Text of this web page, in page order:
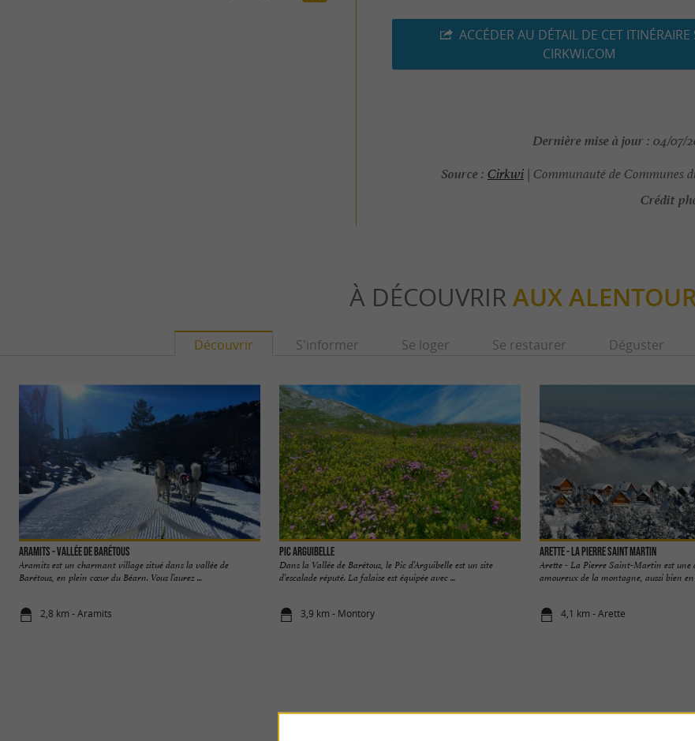
ACCÉDER AU DÉTAIL DE CET ITINÉRAIRE
CIRKWI.COM
Dernière mise à jour : 04/07/
Source : Cirkwi| Communauté de Communes
Crédit
À DÉCOUVRIR AUX
Découvrir S'informer Se loger Se restaurer Déguster
Aramits - Vallée de Barétous
Aramits est un charmant village situé dans la vallée de
Barétous, en plein cœur du Béarn. Vous l’aurez ...
2,8 km - Aramits
Pic Arguibelle
Dans la Vallée de Barétous, le Pic d’Arguibelle est un site
d’escalade réputé. La falaise est équipée avec ...
3,9 km - Montory
Arette - La Pierre Saint Martin
Arette - La Pierre Saint-Martin est une
amoureux de la montagne, aussi bien
4,1 km - Arette